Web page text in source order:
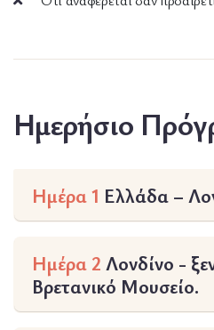
Ημερήσιο
Ημέρα 1 Ελλάδα –
Ημέρα 2 Λονδίνο -
Βρετανικό Μουσείο.